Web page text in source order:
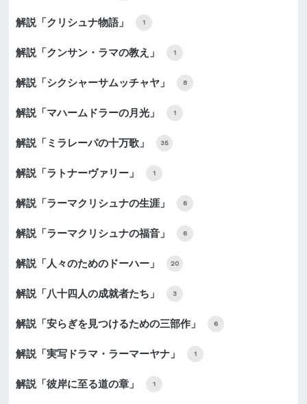
解説「クリシュナ物語」 1
解説「クンサン・ラマの教え」 1
解説「シクシャーサムッチャヤ」 8
解説「マハームドラーの月光」 1
解説「ミラレーパの十万歌」 35
解説「ラトナーヴァリー」 1
解説「ラーマクリシュナの生涯」 6
解説「ラーマクリシュナの福音」 6
解説「人々のためのドーハー」 20
解説「八十四人の成就者たち」 3
解説「安らぎを見つけるための三部作」 6
解説「実写ドラマ・ラーマーヤナ」 1
解説「彼岸に至る道の章」 1